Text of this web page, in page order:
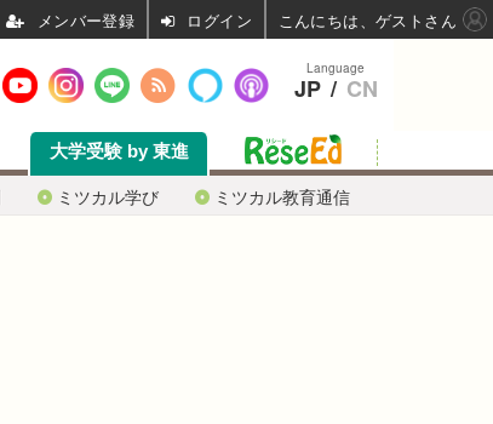
ミツカル学び ミツカル教育通信
大学受験 by 東進
Language
JP / CN
ログイン こんにちは、ゲストさん